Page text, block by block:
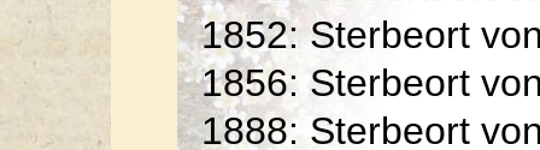
1852: Sterbeort
1856: Sterbeort
1888: Sterbeort